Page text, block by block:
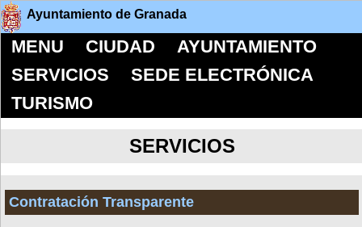
Ayuntamiento de Granada
MENU CIUDAD
AYUNTAMIENTO
SERVICIOS
SEDE ELECTRÓNICA
TURISMO
SERVICIOS
Contratación Transparente